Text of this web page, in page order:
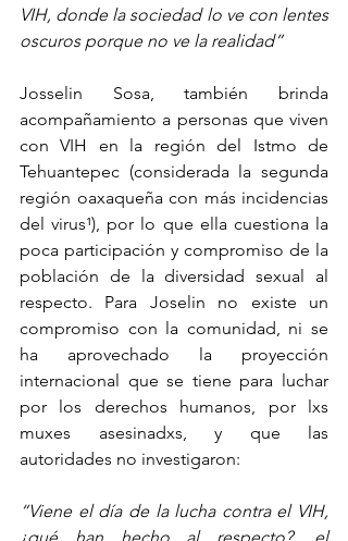
VIH, donde la sociedad lo ve con lentes
oscuros porque no ve la realidad”
Josselin Sosa, también brinda
acompañamiento a personas que viven
con VIH en la región del Istmo de
Tehuantepec (considerada la segunda
región oaxaqueña con más incidencias
del virus¹), por lo que ella cuestiona la
poca participación y compromiso de la
población de la diversidad sexual al
respecto. Para Joselin no existe un
compromiso con la comunidad, ni se
ha aprovechado la proyección
internacional que se tiene para luchar
por los derechos humanos, por lxs
muxes asesinadxs, y que las
autoridades no investigaron:
“Viene el día de la lucha contra el VIH,